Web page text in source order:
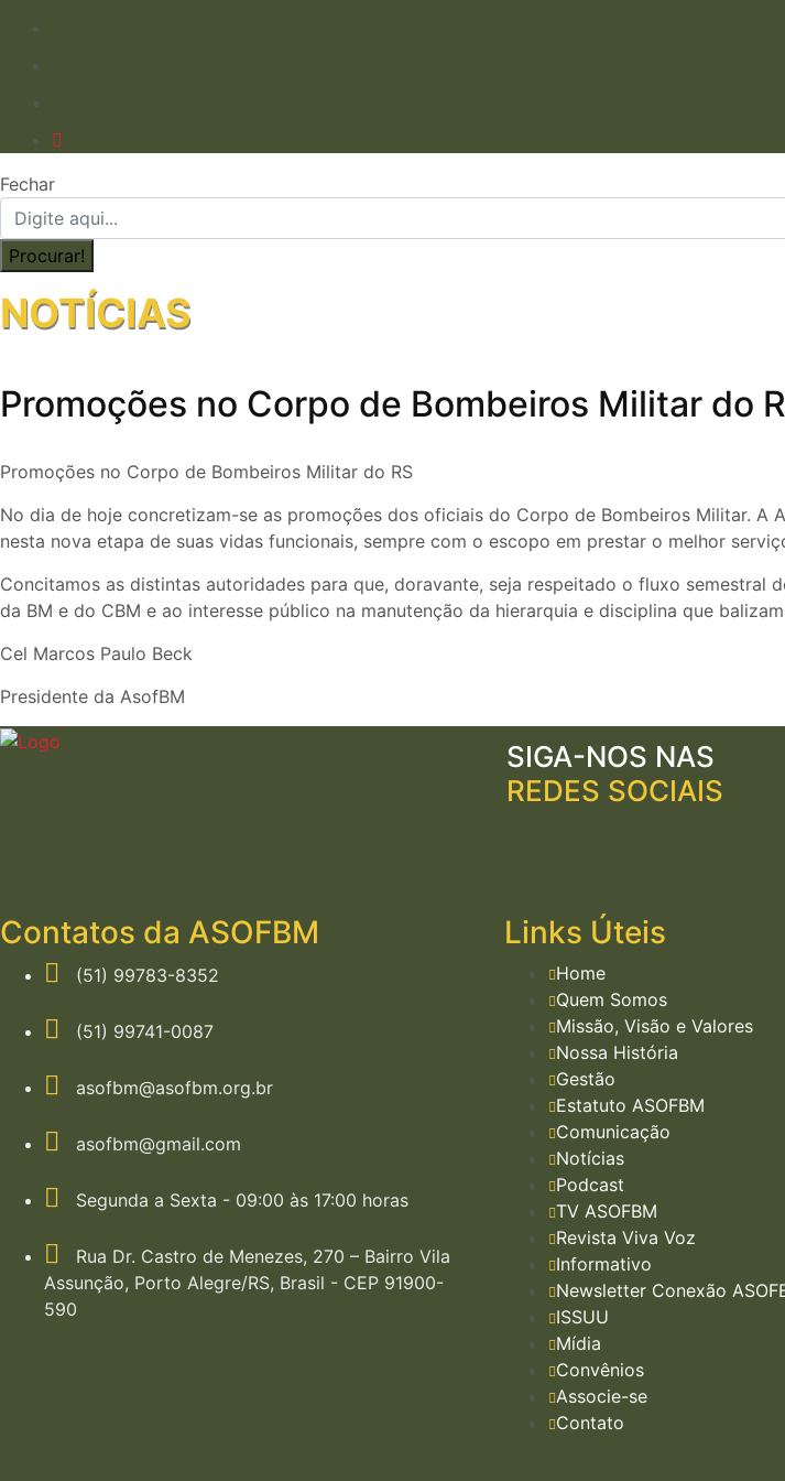
Fechar
NOTÍCIAS
Promoções no Corpo de Bombeiros Militar do
Promoções no Corpo de Bombeiros Militar do RS
No dia de hoje concretizam-se as promoções dos oficiais do Corpo de Bombeiros Militar.
nesta nova etapa de suas vidas funcionais, sempre com o escopo em prestar o melhor
Concitamos as distintas autoridades para que, doravante, seja respeitado o fluxo semestral
da BM e do CBM e ao interesse público na manutenção da hierarquia e disciplina que
Cel Marcos Paulo Beck
Presidente da AsofBM
SIGA-NOS NAS
REDES SOCIAIS
Contatos da ASOFBM
(51) 99783-8352
(51) 99741-0087
asofbm@asofbm.org.br
asofbm@gmail.com
Segunda a Sexta - 09:00 às 17:00 horas
Rua Dr. Castro de Menezes, 270 – Bairro Vila
Assunção, Porto Alegre/RS, Brasil - CEP 91900-
590
Links Úteis
Home
Quem Somos
Missão, Visão e Valores
Nossa História
Gestão
Estatuto ASOFBM
Comunicação
Notícias
Podcast
TV ASOFBM
Revista Viva Voz
Informativo
Newsletter Conexão
ISSUU
Mídia
Convênios
Associe-se
Contato